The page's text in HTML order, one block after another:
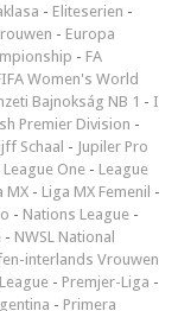
- Eliteserien -
- Europa
- FA
Women's World
Bajnokság NB 1 - I
Premier Division -
Schaal - Jupiler Pro
League One - League
MX - Liga MX Femenil -
- Nations League -
- NWSL National
interlands Vrouwen
- Premjer-Liga -
- Primera